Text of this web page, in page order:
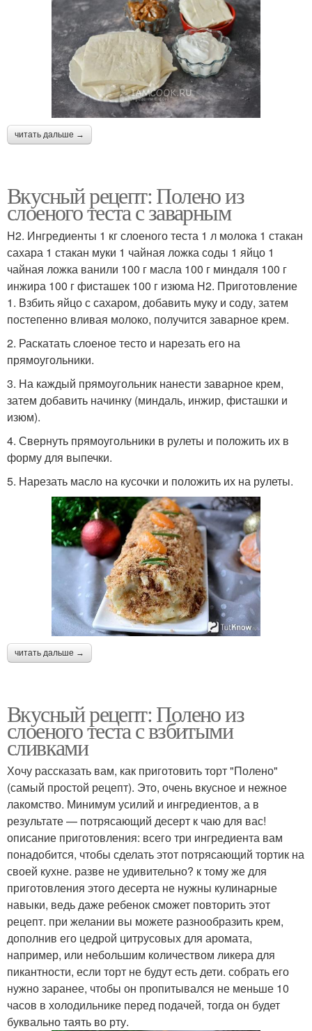
читать дальше →
Вкусный рецепт: Полено из
слоеного теста с заварным
H2. Ингредиенты 1 кг слоеного теста 1 л молока 1 стакан
сахара 1 стакан муки 1 чайная ложка соды 1 яйцо 1
чайная ложка ванили 100 г масла 100 г миндаля 100 г
инжира 100 г фисташек 100 г изюма H2. Приготовление
1. Взбить яйцо с сахаром, добавить муку и соду, затем
постепенно вливая молоко, получится заварное крем.
2. Раскатать слоеное тесто и нарезать его на
прямоугольники.
3. На каждый прямоугольник нанести заварное крем,
затем добавить начинку (миндаль, инжир, фисташки и
изюм).
4. Свернуть прямоугольники в рулеты и положить их в
форму для выпечки.
5. Нарезать масло на кусочки и положить их на рулеты.
читать дальше →
Вкусный рецепт: Полено из
слоеного теста с взбитыми
сливками
Хочу рассказать вам, как приготовить торт "Полено"
(самый простой рецепт). Это, очень вкусное и нежное
лакомство. Минимум усилий и ингредиентов, а в
результате — потрясающий десерт к чаю для вас!
описание приготовления: всего три ингредиента вам
понадобится, чтобы сделать этот потрясающий тортик на
своей кухне. разве не удивительно? к тому же для
приготовления этого десерта не нужны кулинарные
навыки, ведь даже ребенок сможет повторить этот
рецепт. при желании вы можете разнообразить крем,
дополнив его цедрой цитрусовых для аромата,
например, или небольшим количеством ликера для
пикантности, если торт не будут есть дети. собрать его
нужно заранее, чтобы он пропитывался не меньше 10
часов в холодильнике перед подачей, тогда он будет
буквально таять во рту.